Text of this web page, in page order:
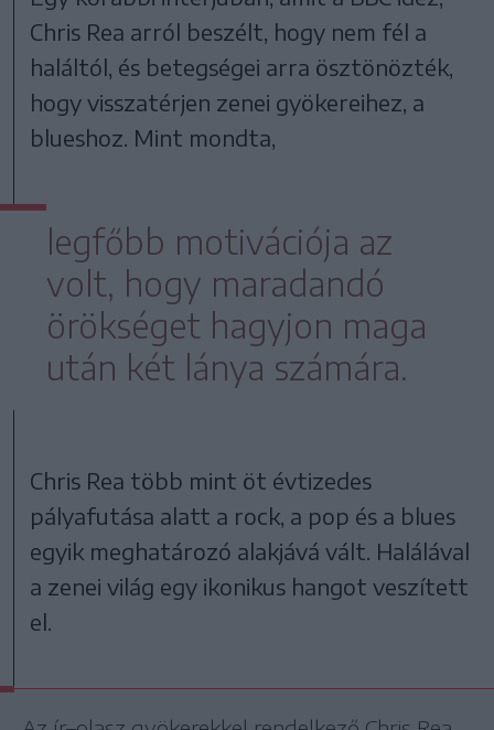
Chris Rea arról beszélt, hogy nem fél a
haláltól, és betegségei arra ösztönözték,
hogy visszatérjen zenei gyökereihez, a
blueshoz. Mint mondta,
legfőbb motivációja az
volt, hogy maradandó
örökséget hagyjon maga
után két lánya számára.
Chris Rea több mint öt évtizedes
pályafutása alatt a rock, a pop és a blues
egyik meghatározó alakjává vált. Halálával
a zenei világ egy ikonikus hangot veszített
el.